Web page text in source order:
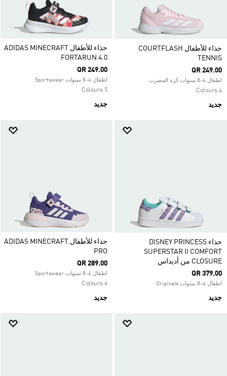
حذاء للأطفال COURTFLASH
TENNIS
QR 249.00
اطفال 4-8 سنوات كرة المضرب
4 Colours
جديد
حذاء للأطفال ADIDAS MINECRAFT
FORTARUN 4.0
QR 249.00
اطفال 4-8 سنوات Sportswear
5 Colours
جديد
حذاء DISNEY PRINCESS
SUPERSTAR II COMFORT
CLOSURE من أديداس
QR 379.00
اطفال 4-8 سنوات Originals
جديد
حذاء للأطفال ADIDAS MINECRAFT
PRO
QR 289.00
اطفال 4-8 سنوات Sportswear
6 Colours
جديد